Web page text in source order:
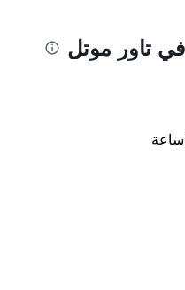
في تاور موتل